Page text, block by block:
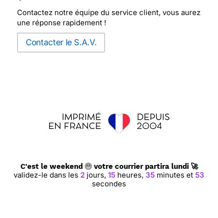
Contactez notre équipe du service client, vous aurez
une réponse rapidement !
Contacter le S.A.V.
C'est le weekend votre courrier partira lundi 🚀
validez-le dans les 2 jours,15 heures,35 minutes et52
secondes